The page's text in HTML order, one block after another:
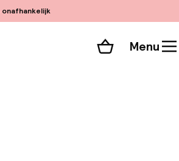
onafhankelijk
Winkelmand
Menu